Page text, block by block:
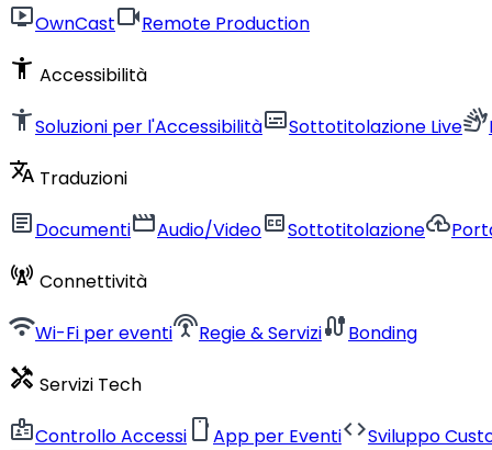
live_tvOwnCastvideocamRemote Production
accessibility_new Accessibilità
accessibility_newSoluzioni per l'AccessibilitàsubtitlesSottotitolazione Livesign_language
translate Traduzioni
articleDocumentimovieAudio/Videoclosed_captionSottotitolazionecloud_upload
cell_tower Connettività
wifiWi-Fi per eventisettings_input_antennaRegie & ServizicableBonding
handyman Servizi Tech
badgeControllo Accessi smartphoneApp per EventicodeSviluppo